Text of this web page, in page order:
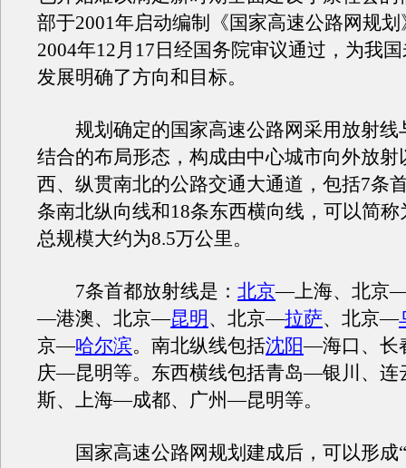
部于2001年启动编制《国家高速公路网规
2004年12月17日经国务院审议通过，为我
发展明确了方向和目标。
规划确定的国家高速公路网采用放射线
结合的布局形态，构成由中心城市向外放射
西、纵贯南北的公路交通大通道，包括7条
条南北纵向线和18条东西横向线，可以简称
总规模大约为8.5万公里。
7条首都放射线是： 北京—上海、北京
—港澳、北京—昆明 、北京—拉萨、北京—
京—哈尔滨。南北纵线包括沈阳—海口、长
庆—昆明等。东西横线包括青岛—银川、
斯、上海—成都、广州—昆明等。
国家高速公路网规划建成后，可以形成